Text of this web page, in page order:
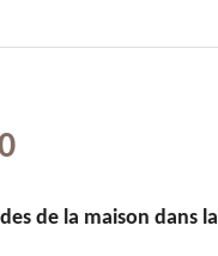
de la maison dans la